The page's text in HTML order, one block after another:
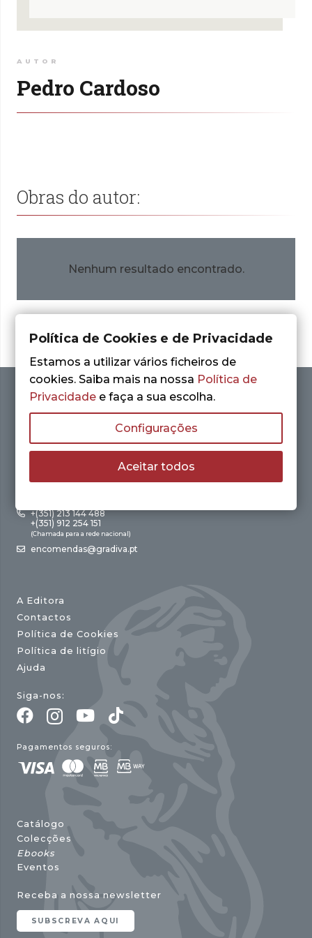
AUTOR
Pedro Cardoso
Obras do autor:
Nenhum resultado encontrado.
+(351) 213 144 488
+(351) 912 254 151
(Chamada para a rede nacional)
encomendas@gradiva.pt
A Editora
Contactos
Política de Cookies
Política de litígio
Ajuda
Siga-nos:
Pagamentos seguros:
Catálogo
Colecções
Ebooks
Eventos
Receba a nossa newsletter
SUBSCREVA AQUI
Política de Cookies e de Privacidade
Estamos a utilizar vários ficheiros de
cookies. Saiba mais na nossa Política de
Privacidade e faça a sua escolha.
Configurações
Aceitar todos